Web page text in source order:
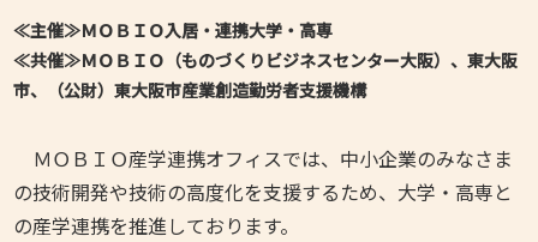
≪主催≫ＭＯＢＩＯ入居・連携大学・高専
≪共催≫ＭＯＢＩＯ（ものづくりビジネスセンター大阪）、東大阪
市、（公財）東大阪市産業創造勤労者支援機構
ＭＯＢＩＯ産学連携オフィスでは、中小企業のみなさま
の技術開発や技術の高度化を支援するため、大学・高専と
の産学連携を推進しております。